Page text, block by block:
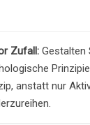
Zufall: Gestalten
anstatt nur